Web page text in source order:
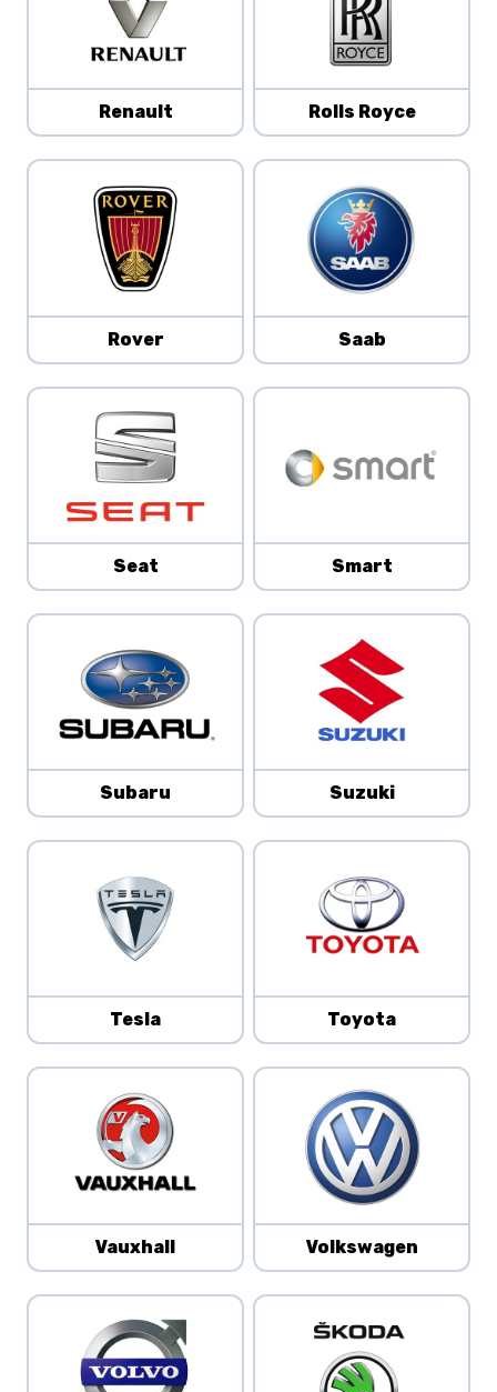
Renault Rolls Royce
Rover Saab
Seat Smart
Subaru Suzuki
Tesla Toyota
Vauxhall Volkswagen